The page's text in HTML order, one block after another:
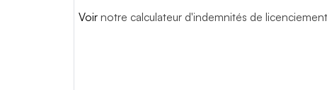
Voirnotre calculateur d'indemnités de licenciement